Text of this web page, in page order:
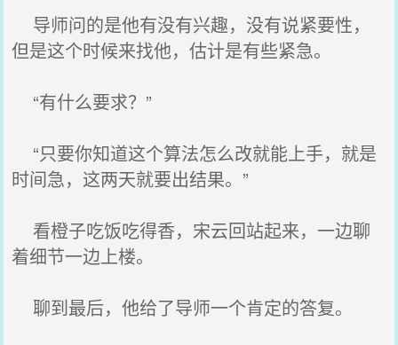
导师问的是他有没有兴趣，没有说紧要性，
但是这个时候来找他，估计是有些紧急。
“有什么要求？”
“只要你知道这个算法怎么改就能上手，就是
时间急，这两天就要出结果。”
看橙子吃饭吃得香，宋云回站起来，一边聊
着细节一边上楼。
聊到最后，他给了导师一个肯定的答复。